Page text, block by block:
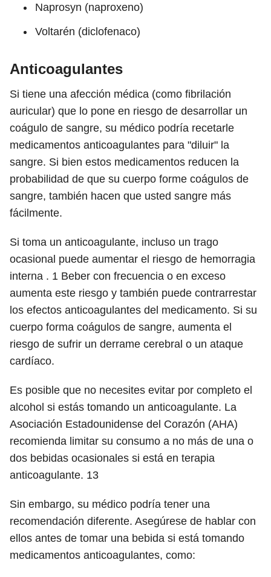
Naprosyn (naproxeno)
Voltarén (diclofenaco)
Anticoagulantes
Si tiene una afección médica (como fibrilación
auricular) que lo pone en riesgo de desarrollar un
coágulo de sangre, su médico podría recetarle
medicamentos anticoagulantes para "diluir" la
sangre. Si bien estos medicamentos reducen la
probabilidad de que su cuerpo forme coágulos de
sangre, también hacen que usted sangre más
fácilmente.
Si toma un anticoagulante, incluso un trago
ocasional puede aumentar el riesgo de hemorragia
interna . 1 Beber con frecuencia o en exceso
aumenta este riesgo y también puede contrarrestar
los efectos anticoagulantes del medicamento. Si su
cuerpo forma coágulos de sangre, aumenta el
riesgo de sufrir un derrame cerebral o un ataque
cardíaco.
Es posible que no necesites evitar por completo el
alcohol si estás tomando un anticoagulante. La
Asociación Estadounidense del Corazón (AHA)
recomienda limitar su consumo a no más de una o
dos bebidas ocasionales si está en terapia
anticoagulante. 13
Sin embargo, su médico podría tener una
recomendación diferente. Asegúrese de hablar con
ellos antes de tomar una bebida si está tomando
medicamentos anticoagulantes, como: